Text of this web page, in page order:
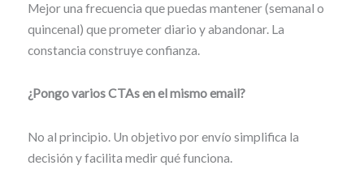
Mejor una frecuencia que puedas mantener (semanal o
quincenal) que prometer diario y abandonar. La
constancia construye confianza.
¿Pongo varios CTAs en el mismo email?
No al principio. Un objetivo por envío simplifica la
decisión y facilita medir qué funciona.